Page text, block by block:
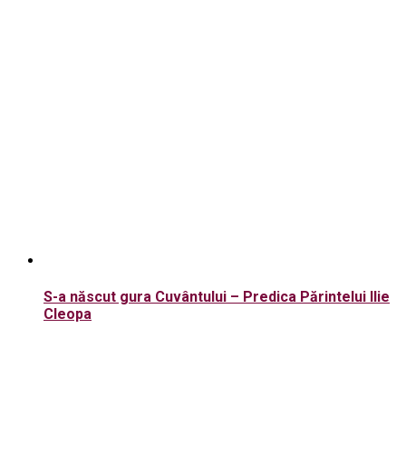
S-a născut gura Cuvântului – Predica Părintelui Ilie
Cleopa